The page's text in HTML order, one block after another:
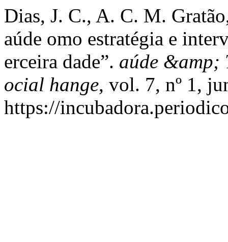
Dias, J. C., A. C. M.
aúde omo estratégia e
erceira dade”. aúde &amp;
ocial hange, vol. 7, nº 1,
https://